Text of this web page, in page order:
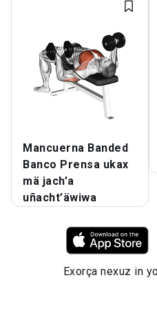
Mancuerna Banded
Banco Prensa ukax
mä jach’a
uñacht’äwiwa
Exorça nexuz in